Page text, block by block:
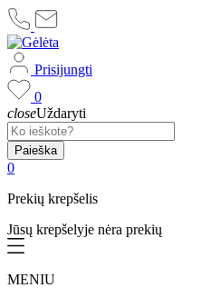
Prisijungti
0
closeUždaryti
Paieška
0
Prekių krepšelis
Jūsų krepšelyje nėra prekių
MENIU